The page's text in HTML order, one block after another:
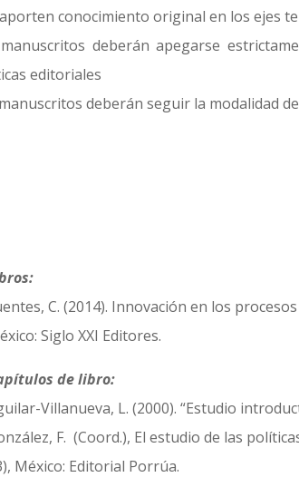
conocimiento original en los ejes
deberán apegarse
editoriales
deberán seguir la modalidad
C. (2014). Innovación en los
Siglo XXI Editores.
de libro:
Villanueva, L. (2000). “Estudio
F. (Coord.), El estudio de las
México: Editorial Porrúa.